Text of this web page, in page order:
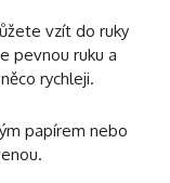
vzít do ruky
pevnou ruku a
rychleji.
papírem nebo